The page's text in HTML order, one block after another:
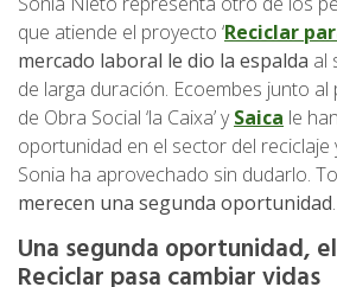
que atiende el proyecto ‘Reciclar
mercado laboral le dio la espalda al
de larga duración. Ecoembes junto
de Obra Social ‘la Caixa’ ySaica le
oportunidad en el sector del reciclaje
Sonia ha aprovechado sin dudarlo.
merecen una segunda oportunidad.
Una segunda oportunidad,
Reciclar pasa cambiar vidas